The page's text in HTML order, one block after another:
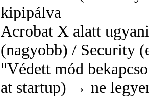
kipipálva
Acrobat X alatt
(nagyobb) / Security
"Védett mód
at startup) → ne